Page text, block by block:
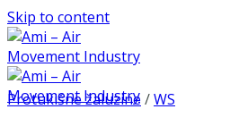
Skip to content
Protukišne žaluzine /WS